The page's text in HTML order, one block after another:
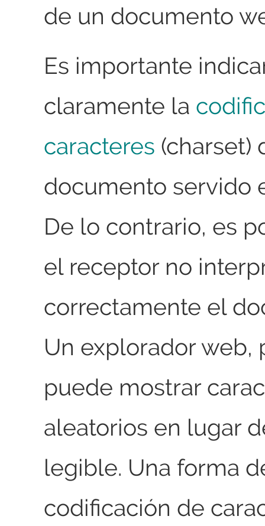
de un documento
Es importante
claramente la
caracteres (charset)
documento servido
De lo contrario, es
el receptor no
correctamente el
Un explorador web,
puede mostrar
aleatorios en lugar
legible. Una forma
codificación de